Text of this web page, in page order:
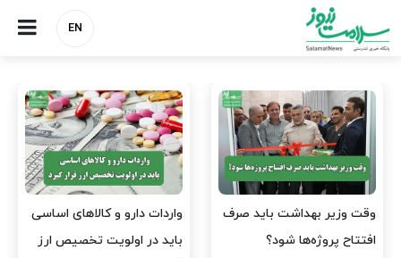
EN
وقت وزیر بهداشت باید صرف
افتتاح پروژه‌ها شود؟
واردات دارو و کالاهای اساسی
باید در اولویت تخصیص ارز